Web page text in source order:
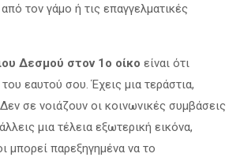
τον γάμο ή τις επαγγελματικές
Δεσμού στον 1ο οίκο είναι ότι
εαυτού σου. Έχεις μια τεράστια,
σε νοιάζουν οι κοινωνικές συμβάσεις
μια τέλεια εξωτερική εικόνα,
μπορεί παρεξηγημένα να το